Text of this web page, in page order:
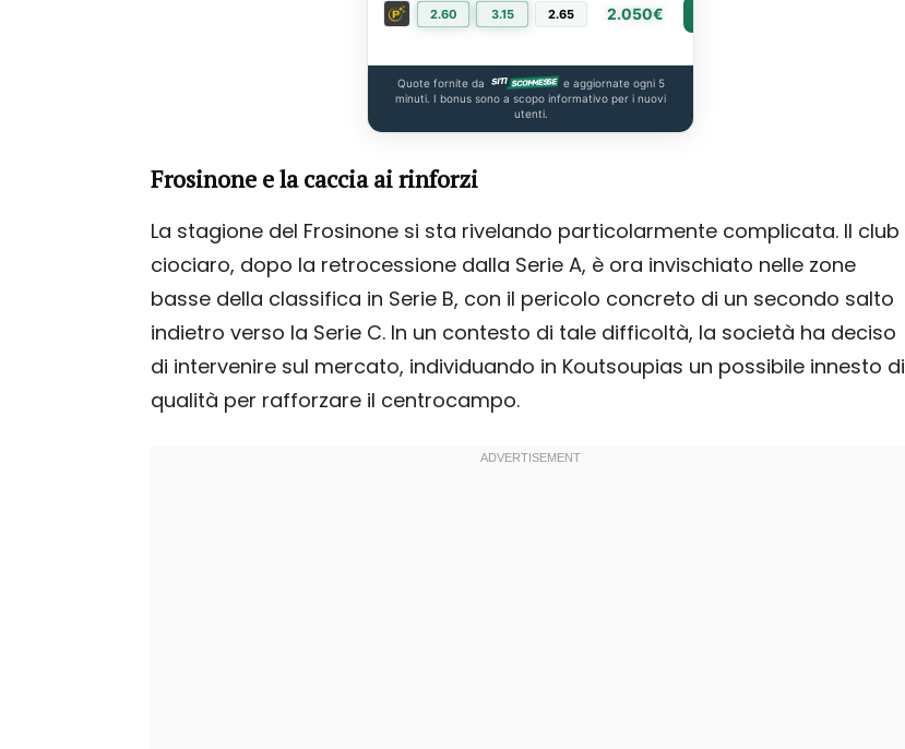
2.60 3.15 2.65 2.050€
Quote fornite da
e aggiornate ogni 5
minuti. I bonus sono a scopo informativo per i nuovi
utenti.
Frosinone e la caccia ai rinforzi
La stagione del Frosinone si sta rivelando particolarmente complicata. Il club
ciociaro, dopo la retrocessione dalla Serie A, è ora invischiato nelle zone
basse della classifica in Serie B, con il pericolo concreto di un secondo salto
indietro verso la Serie C. In un contesto di tale difficoltà, la società ha deciso
di intervenire sul mercato, individuando in Koutsoupias un possibile innesto di
qualità per rafforzare il centrocampo.